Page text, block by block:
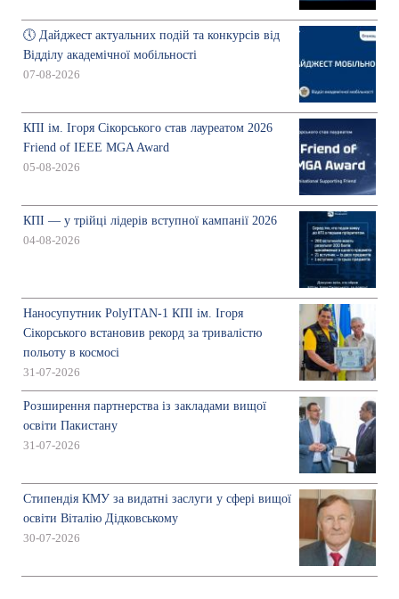
🕔 Дайджест актуальних подій та конкурсів від
Відділу академічної мобільності
07-08-2026
КПІ ім. Ігоря Сікорського став лауреатом 2026
Friend of IEEE MGA Award
05-08-2026
КПІ — у трійці лідерів вступної кампанії 2026
04-08-2026
Наносупутник PolyITAN-1 КПІ ім. Ігоря
Сікорського встановив рекорд за тривалістю
польоту в космосі
31-07-2026
Розширення партнерства із закладами вищої
освіти Пакистану
31-07-2026
Стипендія КМУ за видатні заслуги у сфері вищої
освіти Віталію Дідковському
30-07-2026